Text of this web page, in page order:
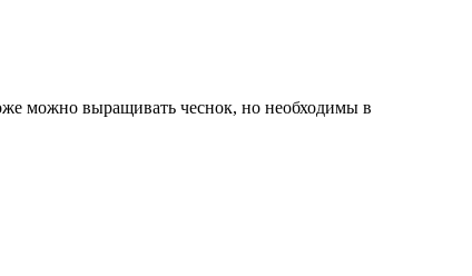
можно выращивать чеснок, но необходимы в